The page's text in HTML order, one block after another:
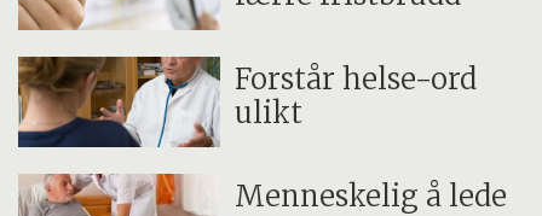
Forstår helse-ord
ulikt
Menneskelig å lede